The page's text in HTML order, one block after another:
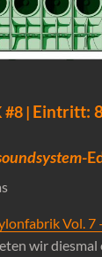
#8 | Eintritt:
-
Vol. 7
wir